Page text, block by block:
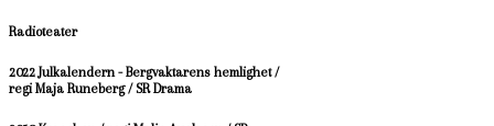
Radioteater
2022 Julkalendern - Bergvaktarens hemlighet /
regi Maja Runeberg / SR Drama